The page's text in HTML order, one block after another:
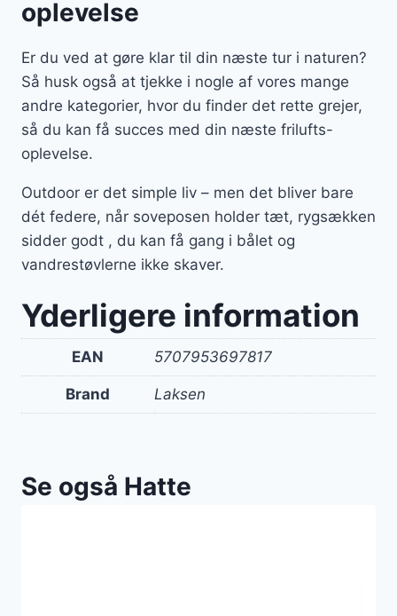
oplevelse
Er du ved at gøre klar til din næste tur i naturen?
Så husk også at tjekke i nogle af vores mange
andre kategorier, hvor du finder det rette grejer,
så du kan få succes med din næste frilufts-
oplevelse.
Outdoor er det simple liv – men det bliver bare
dét federe, når soveposen holder tæt, rygsækken
sidder godt , du kan få gang i bålet og
vandrestøvlerne ikke skaver.
Yderligere information
EAN 5707953697817
Brand Laksen
Se også Hatte